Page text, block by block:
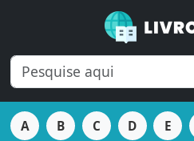
A B C D E